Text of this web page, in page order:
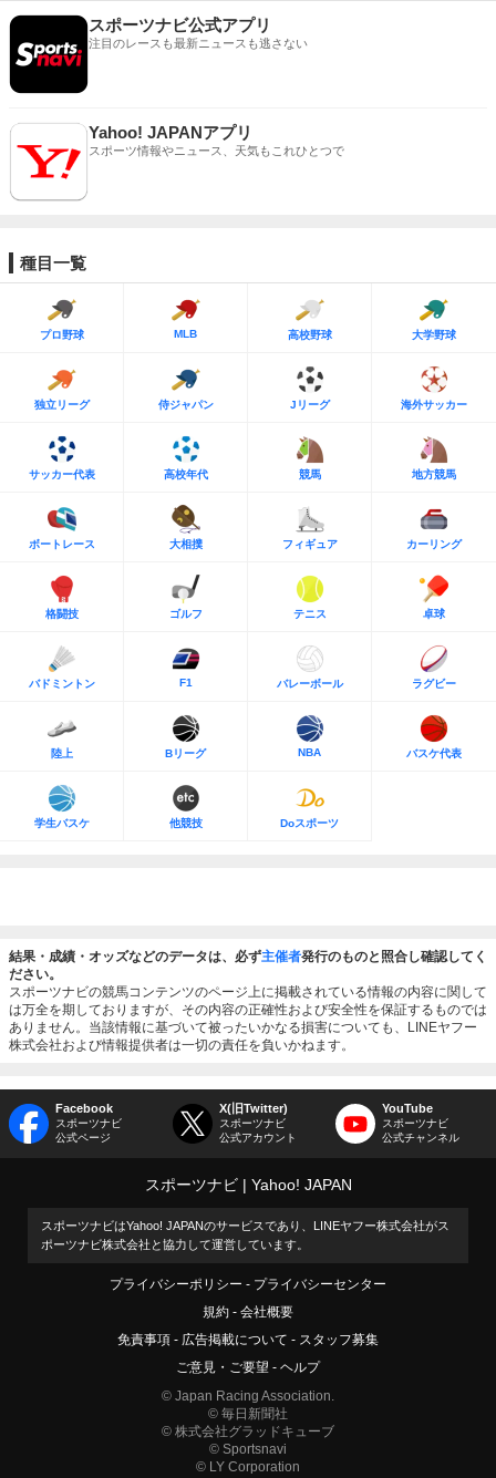
スポーツナビ公式アプリ
注目のレースも最新ニュースも逃さない
Yahoo! JAPANアプリ
スポーツ情報やニュース、天気もこれひとつで
種目一覧
プロ野球 MLB 高校野球 大学野球
独立リーグ 侍ジャパン Jリーグ 海外サッカー
サッカー代表 高校年代 競馬 地方競馬
ボートレース 大相撲 フィギュア カーリング
格闘技 ゴルフ テニス 卓球
バドミントン F1 バレーボール ラグビー
陸上 Bリーグ NBA バスケ代表
学生バスケ 他競技 Doスポーツ
結果・成績・オッズなどのデータは、必ず主催者発行のものと照合し確認してく
ださい。
スポーツナビの競馬コンテンツのページ上に掲載されている情報の内容に関して
は万全を期しておりますが、その内容の正確性および安全性を保証するものでは
ありません。当該情報に基づいて被ったいかなる損害についても、LINEヤフー
株式会社および情報提供者は一切の責任を負いかねます。
Facebook
スポーツナビ
公式ページ
X(旧Twitter)
スポーツナビ
公式アカウント
YouTube
スポーツナビ
公式チャンネル
スポーツナビ Yahoo! JAPAN
スポーツナビはYahoo! JAPANのサービスであり、LINEヤフー株式会社がス
ポーツナビ株式会社と協力して運営しています。
プライバシーポリシー
プライバシーセンター
規約
会社概要
免責事項
広告掲載について
スタッフ募集
ご意見・ご要望
ヘルプ
© Japan Racing Association.
© 毎日新聞社
© 株式会社グラッドキューブ
© Sportsnavi
© LY Corporation